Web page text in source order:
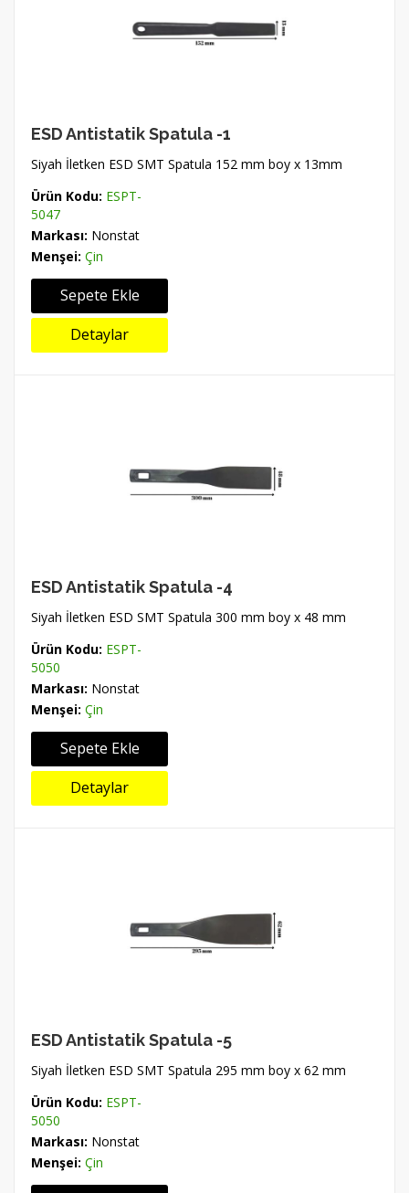
ESD Antistatik Spatula -1
Siyah İletken ESD SMT Spatula 152 mm boy x 13mm
Ürün Kodu: ESPT-
5047
Markası: Nonstat
Menşei: Çin
Sepete Ekle
Detaylar
ESD Antistatik Spatula -4
Siyah İletken ESD SMT Spatula 300 mm boy x 48 mm
Ürün Kodu: ESPT-
5050
Markası: Nonstat
Menşei: Çin
Sepete Ekle
Detaylar
ESD Antistatik Spatula -5
Siyah İletken ESD SMT Spatula 295 mm boy x 62 mm
Ürün Kodu: ESPT-
5050
Markası: Nonstat
Menşei: Çin